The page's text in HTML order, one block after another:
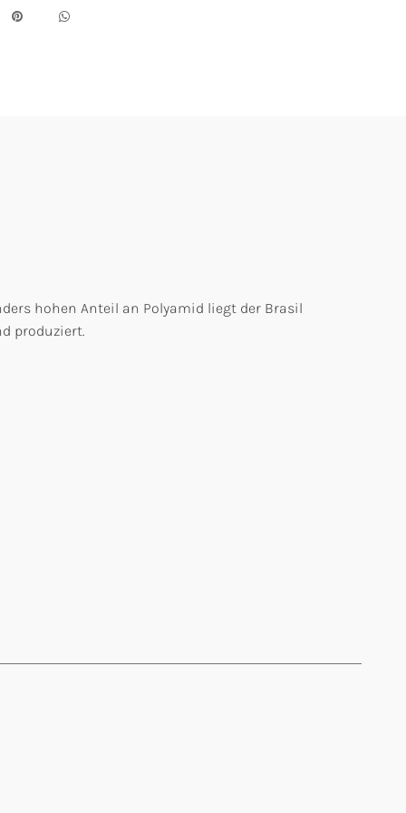
hohen Anteil an Polyamid liegt der Brasil
produziert.